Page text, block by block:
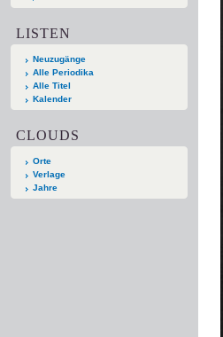
LISTEN
Neuzugänge
Alle Periodika
Alle Titel
Kalender
CLOUDS
Orte
Verlage
Jahre